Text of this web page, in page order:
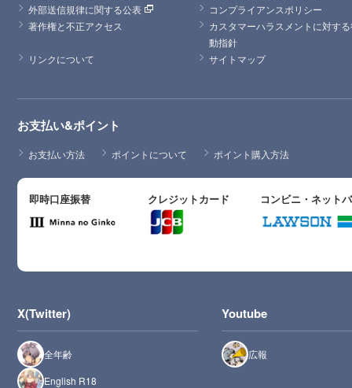
外部送信規律に関する公表
コンプライアンスポリシー
著作権と不正アクセス
カスタマーハラスメントに対す
動指針
リンクについて
サイトマップ
お支払い&ポイント
お支払い方法 ポイントについて ポイント購入方法
即時口座振替 クレジットカード コンビニ・ネット
X(Twitter)
全年齢
English R18
Youtube
広報